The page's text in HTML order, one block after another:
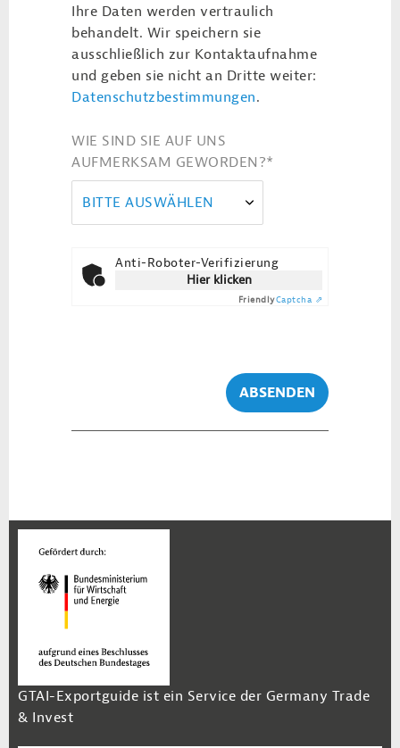
Ihre Daten werden vertraulich
behandelt. Wir speichern sie
ausschließlich zur Kontaktaufnahme
und geben sie nicht an Dritte weiter:
Datenschutzbestimmungen.
WIE SIND SIE AUF UNS
AUFMERKSAM GEWORDEN?*
BITTE AUSWÄHLEN
Anti-Roboter-Verifizierung
Hier klicken
FriendlyCaptcha ⇗
ABSENDEN
GTAI-Exportguide ist ein Service der Germany Trade
& Invest